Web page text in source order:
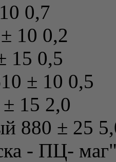
0,7
10 0,2
15 0,5
± 10 0,5
15 2,0
880 ± 25
- ПЦ- маг"